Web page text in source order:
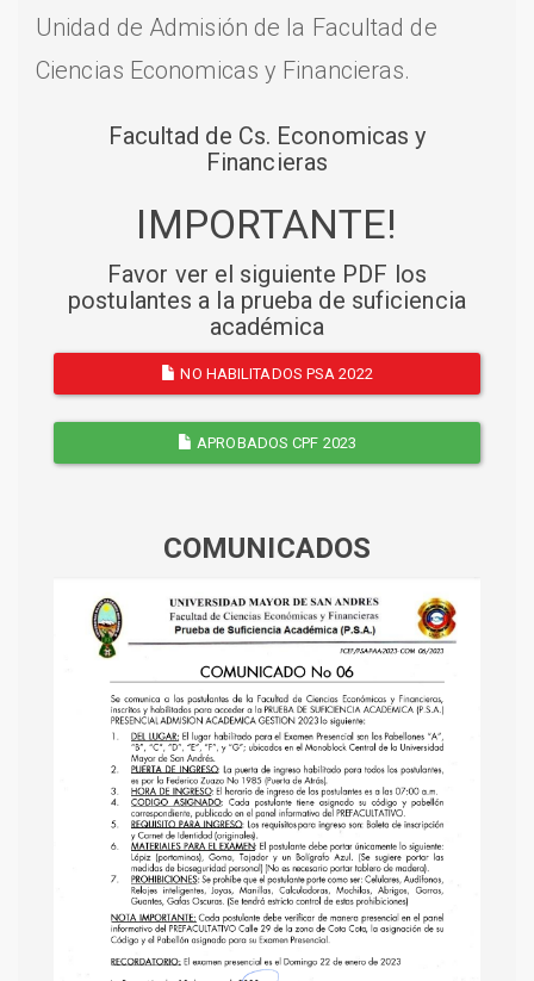
Unidad de Admisión de la Facultad de
Ciencias Economicas y Financieras.
Facultad de Cs. Economicas y
Financieras
IMPORTANTE!
Favor ver el siguiente PDF los
postulantes a la prueba de suficiencia
académica
NO HABILITADOS PSA 2022
APROBADOS CPF 2023
COMUNICADOS